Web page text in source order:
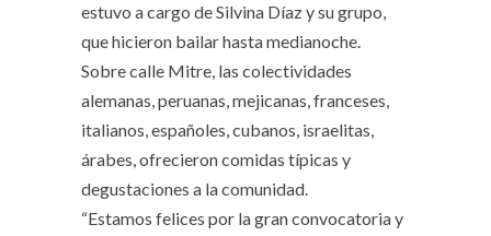
estuvo a cargo de Silvina Díaz y su grupo,
que hicieron bailar hasta medianoche.
Sobre calle Mitre, las colectividades
alemanas, peruanas, mejicanas, franceses,
italianos, españoles, cubanos, israelitas,
árabes, ofrecieron comidas típicas y
degustaciones a la comunidad.
“Estamos felices por la gran convocatoria y